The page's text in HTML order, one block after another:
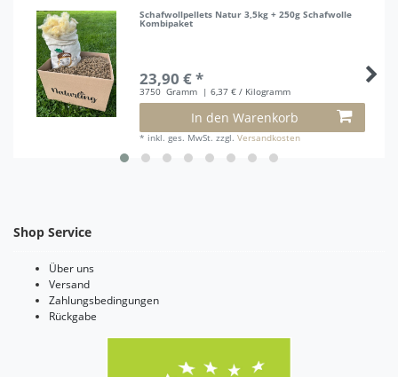
Schafwollpellets Natur 3,5kg + 250g Schafwolle
Kombipaket
23,90 € *
3750 Gramm | 6,37 € / Kilogramm
In den Warenkorb
* inkl. ges. MwSt. zzgl.Versandkosten
Shop Service
Über uns
Versand
Zahlungsbedingungen
Rückgabe